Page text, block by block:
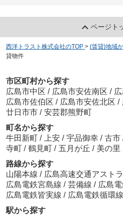
ページト
西洋トラスト株式会社のTOP > (賃貸)地域
貸物件
市区町村から探す
広島市中区 / 広島市安佐南区 /
広島市佐伯区 / 広島市安佐北区 /
廿日市市 / 安芸郡熊野町
町名から探す
牛田新町 / 上安 / 宇品御幸 / 古市
寺町 / 鶴見町 / 五月が丘 / 美の里
路線から探す
山陽本線 / 広島高速交通アスト
広島電鉄宮島線 / 芸備線 / 広島
広島電鉄皆実線 / 広島電鉄循環線
駅から探す